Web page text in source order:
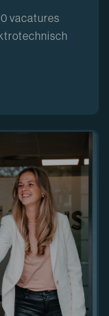
vacatures